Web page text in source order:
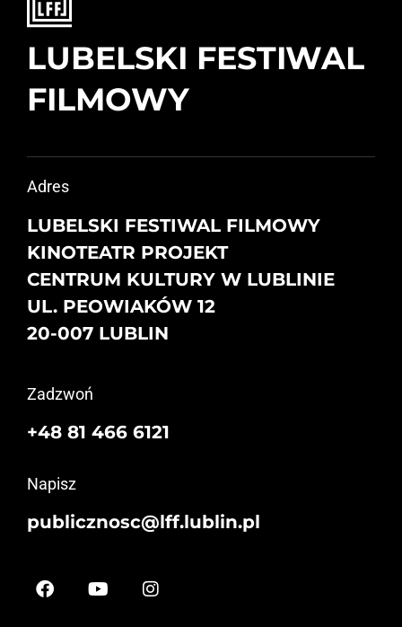
LUBELSKI FESTIWAL
FILMOWY
Adres
LUBELSKI FESTIWAL FILMOWY
KINOTEATR PROJEKT
CENTRUM KULTURY W LUBLINIE
UL. PEOWIAKÓW 12
20-007 LUBLIN
Zadzwoń
+48 81 466 6121
Napisz
publicznosc@lff.lublin.pl